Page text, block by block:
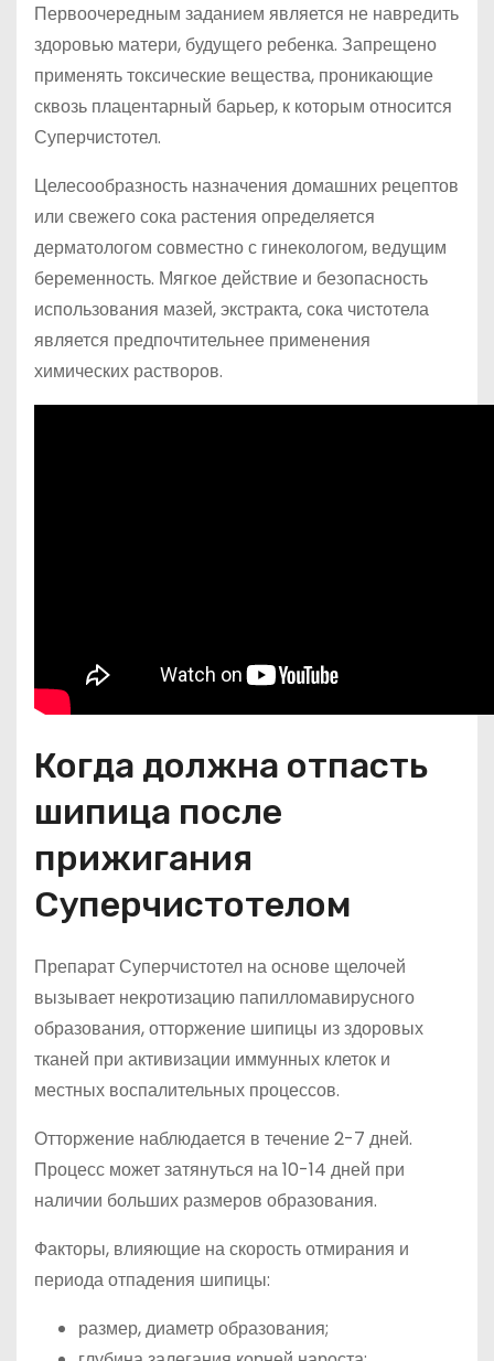
Первоочередным заданием является не навредить
здоровью матери, будущего ребенка. Запрещено
применять токсические вещества, проникающие
сквозь плацентарный барьер, к которым относится
Суперчистотел.
Целесообразность назначения домашних рецептов
или свежего сока растения определяется
дерматологом совместно с гинекологом, ведущим
беременность. Мягкое действие и безопасность
использования мазей, экстракта, сока чистотела
является предпочтительнее применения
химических растворов.
Когда должна отпасть
шипица после
прижигания
Суперчистотелом
Препарат Суперчистотел на основе щелочей
вызывает некротизацию папилломавирусного
образования, отторжение шипицы из здоровых
тканей при активизации иммунных клеток и
местных воспалительных процессов.
Отторжение наблюдается в течение 2-7 дней.
Процесс может затянуться на 10-14 дней при
наличии больших размеров образования.
Факторы, влияющие на скорость отмирания и
периода отпадения шипицы:
размер, диаметр образования;